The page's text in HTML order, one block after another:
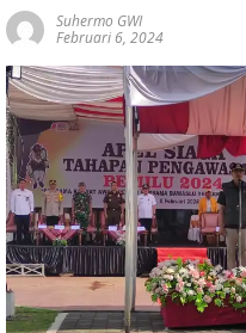
Suhermo GWI
Februari 6, 2024